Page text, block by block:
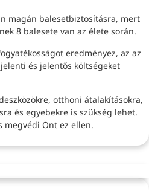
magán balesetbiztosításra, mert
8 balesete van az élete során.
eredményez, az az
és jelentős költségeket
otthoni átalakításokra,
és egyebekre is szükség lehet.
megvédi Önt ez ellen.